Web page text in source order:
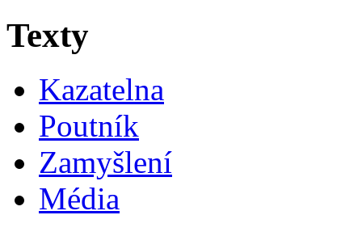
Texty
Kazatelna
Poutník
Zamyšlení
Média